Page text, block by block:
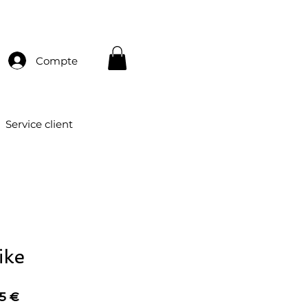
Compte
Service client
€Prix